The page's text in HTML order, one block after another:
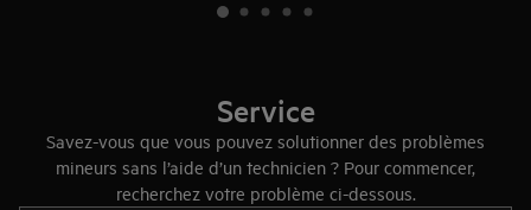
Service
Savez-vous que vous pouvez solutionner des problèmes
mineurs sans l’aide d’un technicien ? Pour commencer,
recherchez votre problème ci-dessous.